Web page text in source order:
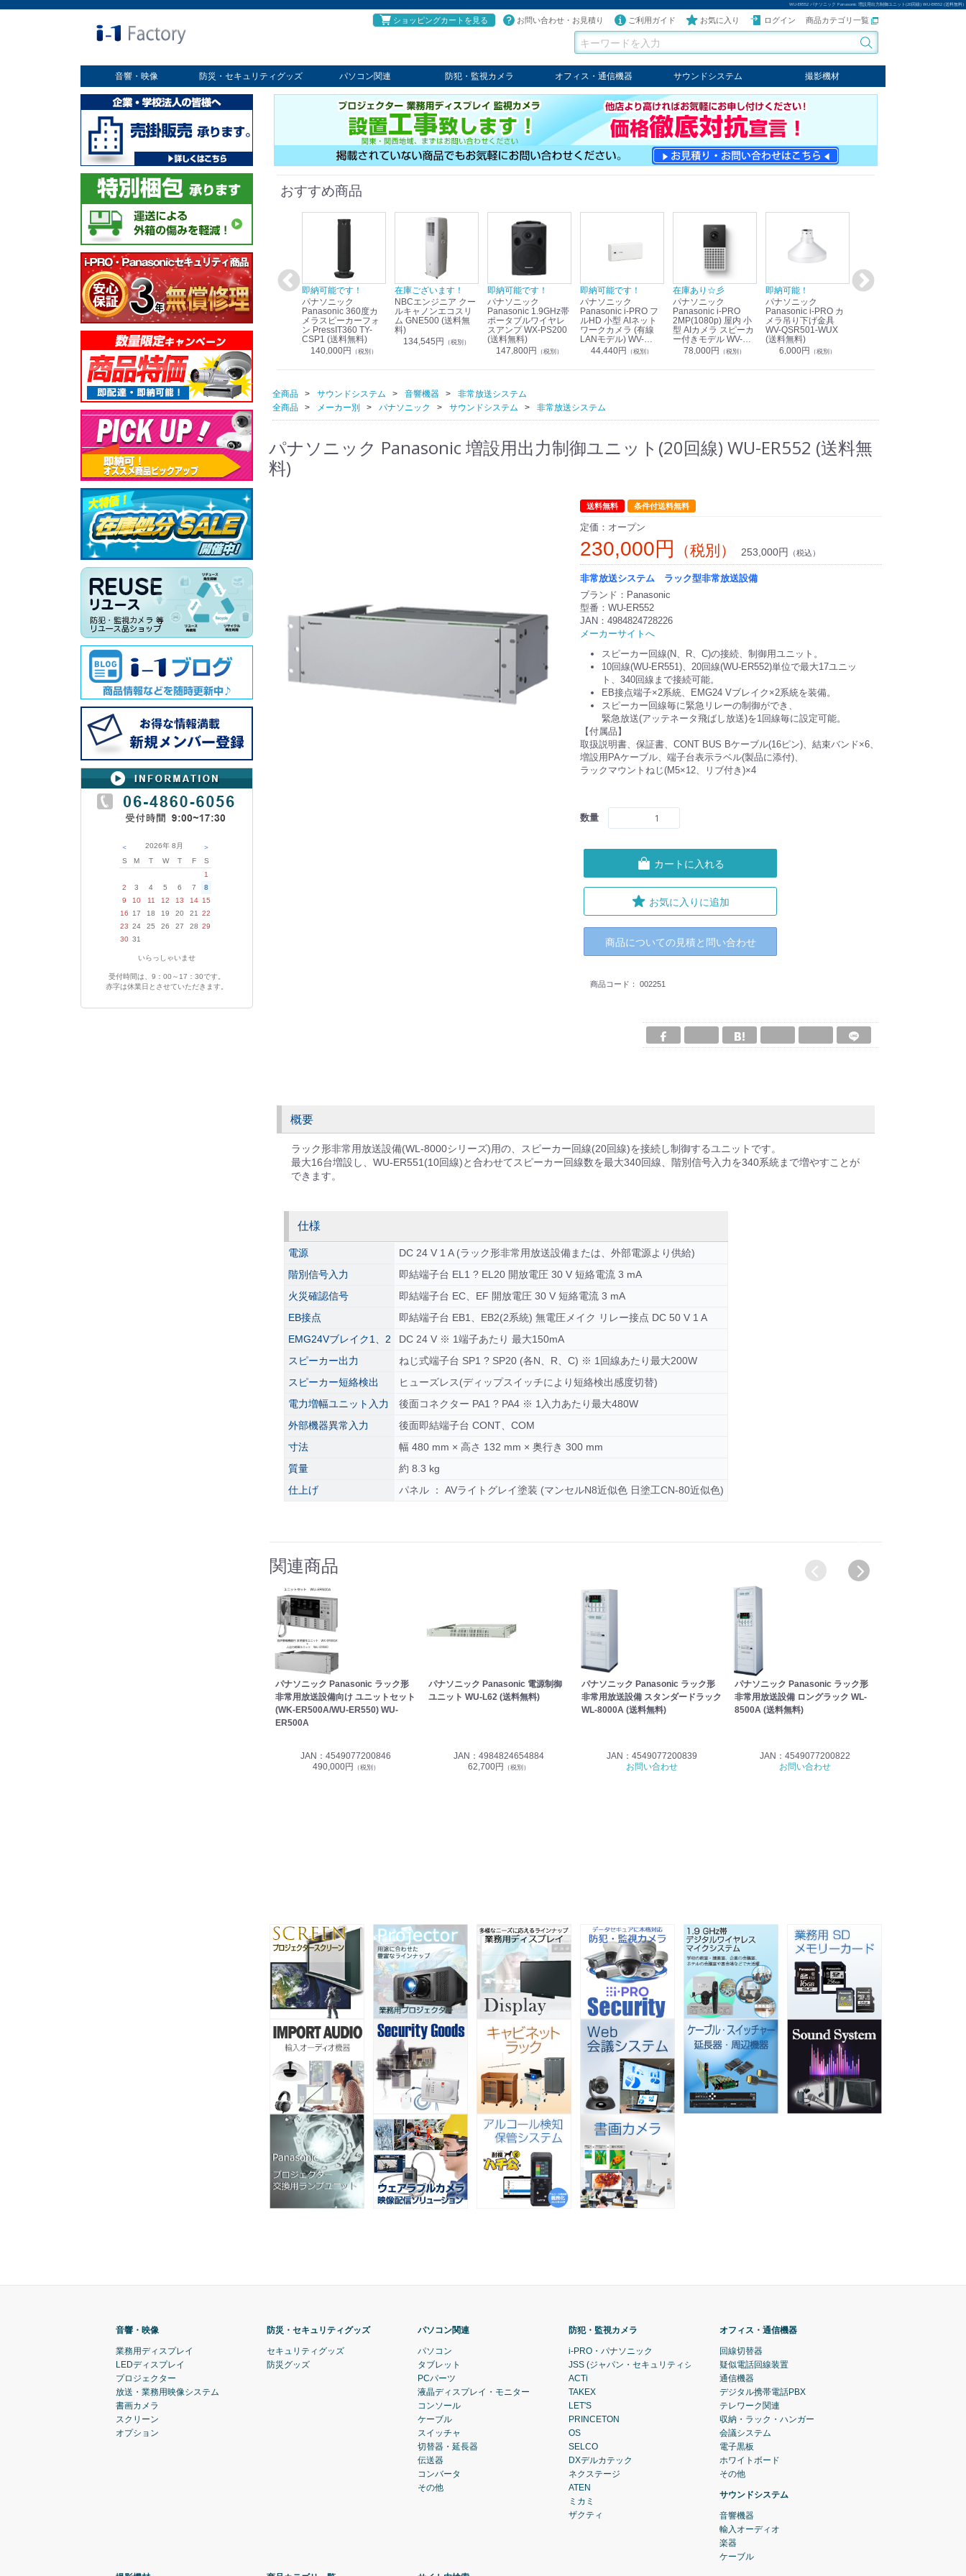
WU-ER552 パナソニック Panasonic 増設用出力制御ユニット(20回線) WU-ER552 (送料無料)
ショッピングカートを見る お問い合わせ・お見積り ご利用ガイド お気に入り ログイン 商品カテゴリ一覧
音響・映像
業務用ディスプレイ
プロジェクター
放送・業務用映像システム
書画カメラ
スクリーン
オプション
防災・セキュリティグッズ
セキュリティグッズ
防災グッズ
パソコン関連
パソコン
タブレット
PCパーツ
コンソール
ケーブル
切替器・延長器
伝送器
コンバータ
その他
防犯・監視カメラ
パナソニック
TAKEX
LET'S
JSS
SELCO
PRINCETON
OS
ネクステージ
ATEN
オフィス・通信機器
回線切替器
疑似電話回線装置
通信機器
デジタル携帯電話PBX
収納・ラック・ハンガー
会議システム
電子黒板
ホワイトボード
その他
サウンドシステム
音響機器
輸入オーディオ
楽器
ケーブル
撮影機材
ビデオライト
クールライト
LEDライト
スタンド
写真関連商品
スタジオセット商品
オプション
＜ 2026年 8月
＞
S
M T W T F
S
1
2
3 4 5 6 7
8
9
10 11 12 13 14 15
16
17 18 19 20 21
22
23 24 25 26 27 28 29
30 31
いらっしゃいませ
受付時間は、9：00～17：30です。
赤字は休業日とさせていただきます。
おすすめ商品
Panasonic i-PRO
2MP(1080p) 屋内 小
型 AIカメラ スピーカ
S71301-F2L (送料無
（税別）
即納可能！
パナソニック
Panasonic i-PRO カ
メラ吊り下げ金具
WV-QSR501-WUX
(送料無料)
6,000円（税別）
在庫あり！送料無料！
パナソニック
Panasonic リモコン
マイク (10局用) WR-
210A (送料無料)
39,000円
即納可能です！
パナソニック
Panasonic 360度カ
メラスピーカーフォ
ン PressIT360 TY-
CSP1 (送料無料)
140,000円 （税別）
在庫ございます！
NBCエンジニア クー
ルキャノンエコスリ
ム GNE500 (送料無
料)
134,545円
（税別）
即納可能です！
パナソニック
Panasonic 1.9GHz帯
ポータブルワイヤレ
スアンプ WX-PS200
(送料無料)
147,800円 （税別）
即納可能です！
パナソニック
Panasonic i-PRO フ
ルHD 小型 AIネット
ワークカメラ (有線
LANモデル) WV-
S7130UX (送料無料)
44,440円 （税別）
在庫あり☆彡
パナソニック
Panasonic i-PRO
2MP(1080p) 屋内 小
型 AIカメラ スピーカ
ー付きモデル WV-
S71301-F2L (送料無
78,000円 （税別）
即納可能！
パナソニック
Panasonic i-PRO カ
メラ吊り下げ金具
WV-QSR501-WUX
(送料無料)
6,000円 （税別）
全商品 サウンドシステム 音響機器
非常放送システム
全商品
メーカー別 パナソニック サウンドシステム 非常放送システム
パナソニック Panasonic 増設用出力制御ユニット(20回線) WU-ER552 (送料無
料)
送料無料 条件付送料無料
定価：オープン
230,000円 （税別） 253,000円 （税込）
非常放送システム ラック型非常放送設備
ブランド：Panasonic
型番：WU-ER552
JAN：4984824728226
メーカーサイトへ
スピーカー回線(N、R、C)の接続、制御用ユニット。
10回線(WU-ER551)、20回線(WU-ER552)単位で最大17ユニッ
ト、340回線まで接続可能。
EB接点端子×2系統、EMG24 Vブレイク×2系統を装備。
スピーカー回線毎に緊急リレーの制御ができ、
緊急放送(アッテネータ飛ばし放送)を1回線毎に設定可能。
【付属品】
取扱説明書、保証書、CONT BUS Bケーブル(16ピン)、結束バンド×6、
増設用PAケーブル、端子台表示ラベル(製品に添付)、
ラックマウントねじ(M5×12、リブ付き)×4
数量
カートに入れる
お気に入りに追加
商品についての見積と問い合わせ
商品コード： 002251
概要
ラック形非常用放送設備(WL-8000シリーズ)用の、スピーカー回線(20回線)を接続し制御するユニットです。
最大16台増設し、WU-ER551(10回線)と合わせてスピーカー回線数を最大340回線、階別信号入力を340系統まで増やすことが
できます。
仕様
電源
DC 24 V 1 A (ラック形非常用放送設備または、外部電源より供給)
階別信号入力
即結端子台 EL1 ? EL20 開放電圧 30 V 短絡電流 3 mA
火災確認信号
即結端子台 EC、EF 開放電圧 30 V 短絡電流 3 mA
EB接点
即結端子台 EB1、EB2(2系統) 無電圧メイク リレー接点 DC 50 V 1 A
EMG24Vブレイク1、2
DC 24 V ※ 1端子あたり 最大150mA
スピーカー出力
ねじ式端子台 SP1 ? SP20 (各N、R、C) ※ 1回線あたり最大200W
スピーカー短絡検出
ヒューズレス(ディップスイッチにより短絡検出感度切替)
電力増幅ユニット入力
後面コネクター PA1 ? PA4 ※ 1入力あたり最大480W
外部機器異常入力
後面即結端子台 CONT、COM
寸法
幅 480 mm × 高さ 132 mm × 奥行き 300 mm
質量
約 8.3 kg
仕上げ
パネル ： AVライトグレイ塗装 (マンセルN8近似色 日塗工CN-80近似色)
関連商品
パナソニック Panasonic ラック形
非常用放送設備向け ユニットセット
(WK-ER500A/WU-ER550) WU-
ER500A
JAN：4549077200846
490,000円 （税別）
パナソニック Panasonic 電源制御
ユニット WU-L62 (送料無料)
JAN：4984824654884
62,700円 （税別）
パナソニック Panasonic ラック形
非常用放送設備 スタンダードラック
WL-8000A (送料無料)
JAN：4549077200839
お問い合わせ
パナソニック Panasonic ラック形
非常用放送設備 ロングラック WL-
8500A (送料無料)
JAN：4549077200822
お問い合わせ
音響・映像
業務用ディスプレイ
LEDディスプレイ
プロジェクター
放送・業務用映像システム
書画カメラ
スクリーン
オプション
防災・セキュリティグッズ
セキュリティグッズ
防災グッズ
パソコン関連
パソコン
タブレット
PCパーツ
液晶ディスプレイ・モニター
コンソール
ケーブル
スイッチャ
切替器・延長器
伝送器
コンバータ
その他
防犯・監視カメラ
i-PRO・パナソニック
JSS (ジャパン・セキュリティシステム)
ACTi
TAKEX
LET'S
PRINCETON
OS
SELCO
DXデルカテック
ネクステージ
ATEN
ミカミ
ザクティ
オフィス・通信機器
回線切替器
疑似電話回線装置
通信機器
デジタル携帯電話PBX
テレワーク関連
収納・ラック・ハンガー
会議システム
電子黒板
ホワイトボード
その他
サウンドシステム
音響機器
輸入オーディオ
楽器
ケーブル